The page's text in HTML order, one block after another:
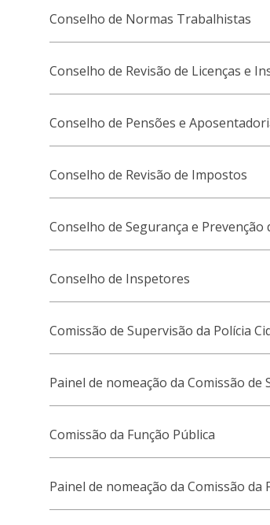
Conselho de Normas Trabalhistas
Conselho de Revisão de Licenças e
Conselho de Pensões e
Conselho de Revisão de Impostos
Conselho de Segurança e Prevenção
Conselho de Inspetores
Comissão de Supervisão da Polícia
Painel de nomeação da Comissão de
Comissão da Função Pública
Painel de nomeação da Comissão da